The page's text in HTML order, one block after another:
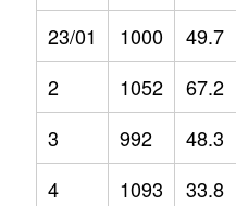
23/01
1000 49.7
2
1052 67.2
3
992 48.3
4
1093 33.8